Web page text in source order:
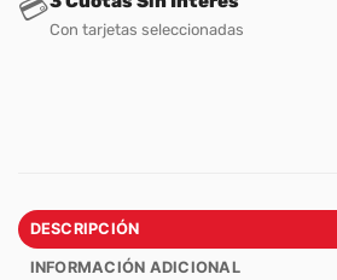
💳
Con tarjetas seleccionadas
DESCRIPCIÓN
INFORMACIÓN ADICIONAL